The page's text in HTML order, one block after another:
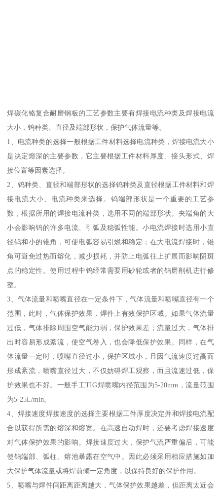
焊碳化铬复合耐磨钢板的工艺参数主要有焊接电流种类及焊接电流
大小，钨种类、直径及端部形状，保护气体流量等。
1、电流种类的选择一般根据工件材料选择电流种类，焊接电流大小
是决定熔深的主要参数，它主要根据工件材料厚度、接头形式、焊
接位置等因素选择。
2、钨种类、直径和端部形状的选择钨种类及直径根据工件材料和焊
接电流大小、电流种类来选择。钨端部形状是一个重要的工艺参
数，根据所用的焊接电流种类，选用不同的端部形状。夹端角的大
小会影响钨的许多电流、引弧及稳弧性能。小电流焊接时选用小直
径钨和小的锥角，可使电弧容易引燃和稳定；在大电流焊接时，锥
角可避免过热而熔化，减少损耗，并防止电弧往上扩展而影响阴斑
点的稳定性。使用过程中钨经常需要用砂轮或者的钨磨削机进行修
整。
3、气体流量和喷嘴直径在一定条件下，气体流量和喷嘴直径有一个
范围，此时，气体保护效果，焊件上有效保护区域。如果气体流量
过低，气体排除周围空气能力弱，保护效果差；流量过大，气体排
出时容易形成紊流，使空气卷入，也会降低保护效果。同样，在气
体流量一定时，喷嘴直径过小，保护区域小，且因气流速度过高而
形成紊流，喷嘴直径过大，不仅妨碍焊工观察，而且流速过低，保
护效果也不好。一般手工TIG焊喷嘴内径范围为5-20mm，流量范围
为5-25L/min。
4、焊接速度焊接速度的选择主要根据工件厚度决定并和焊接电流配
合以获得所需的熔深和熔宽。在高速自动焊时，还要考虑焊接速度
对气体保护效果的影响。焊接速度过大，保护气流严重偏后，可能
使钨端部、弧柱、熔池暴露在空气中。因此必须采用相应措施如加
大保护气体流量或将焊前倾一定角度，以保持良好的保护作用。
5、喷嘴与焊件间距离距离越大，气体保护效果越差，但距离太近会